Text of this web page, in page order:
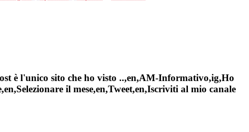
è l'unico sito che ho visto ..,en,AM-Informativo,ig,Ho
il mese,en,Tweet,en,Iscriviti al mio canale